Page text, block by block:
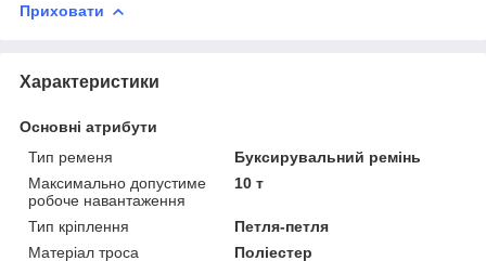
Приховати
Характеристики
Основні атрибути
Тип ременя
Буксирувальний ремінь
Максимально допустиме
робоче навантаження
10 т
Тип кріплення
Петля-петля
Матеріал троса
Поліестер